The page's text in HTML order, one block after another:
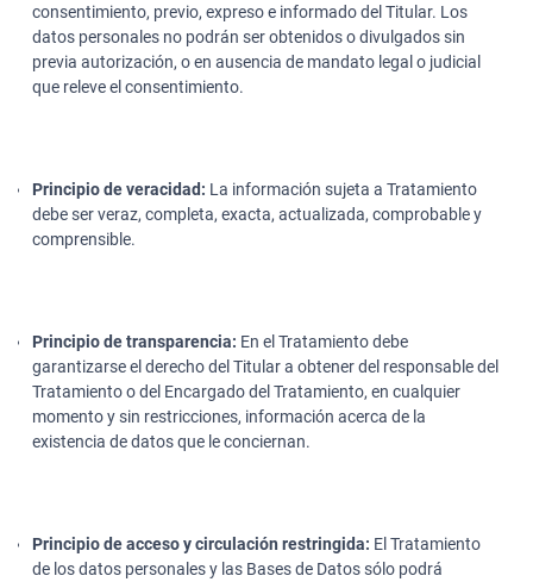
consentimiento, previo, expreso e informado del Titular. Los
datos personales no podrán ser obtenidos o divulgados sin
previa autorización, o en ausencia de mandato legal o judicial
que releve el consentimiento.
Principio de veracidad: La información sujeta a Tratamiento
debe ser veraz, completa, exacta, actualizada, comprobable y
comprensible.
Principio de transparencia: En el Tratamiento debe
garantizarse el derecho del Titular a obtener del responsable del
Tratamiento o del Encargado del Tratamiento, en cualquier
momento y sin restricciones, información acerca de la
existencia de datos que le conciernan.
Principio de acceso y circulación restringida: El Tratamiento
de los datos personales y las Bases de Datos sólo podrá